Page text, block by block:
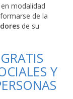
modalidad
de la
de su
Y